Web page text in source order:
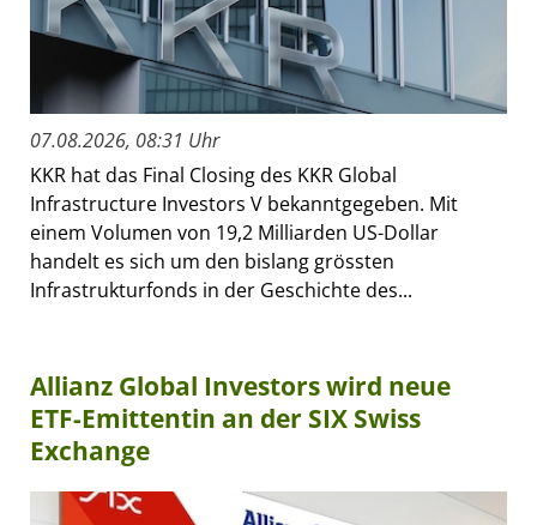
07.08.2026, 08:31 Uhr
KKR hat das Final Closing des KKR Global
Infrastructure Investors V bekanntgegeben. Mit
einem Volumen von 19,2 Milliarden US-Dollar
handelt es sich um den bislang grössten
Infrastrukturfonds in der Geschichte des...
Allianz Global Investors wird neue
ETF-Emittentin an der SIX Swiss
Exchange